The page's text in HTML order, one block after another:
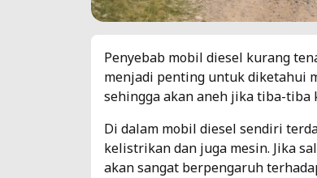
Penyebab mobil diesel kurang
menjadi penting untuk diketahui
sehingga akan aneh jika tiba-tiba
Di dalam mobil diesel sendiri
kelistrikan dan juga mesin. Jika
akan sangat berpengaruh